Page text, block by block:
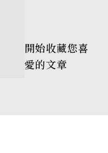
開始收藏您喜
愛的文章